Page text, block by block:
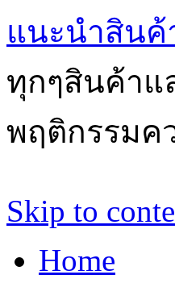
แนะนำสินค้
ทุกๆสินค้าแ
พฤติกรรมค
Skip to
Home